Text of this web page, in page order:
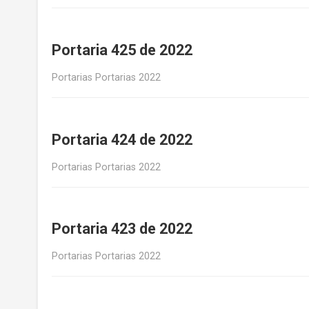
Portaria 425 de 2022
Portarias Portarias 2022
Portaria 424 de 2022
Portarias Portarias 2022
Portaria 423 de 2022
Portarias Portarias 2022